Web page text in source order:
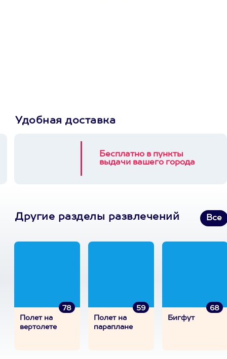
Удобная доставка
Бесплатно в пункты
выдачи вашего города
Другие разделы развлечений Все
78
Полет на
вертолете
59
Полет на
параплане
68
Бигфут